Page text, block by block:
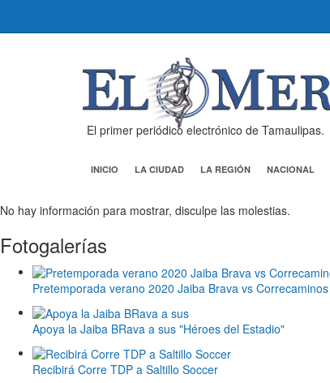
El primer periódico electrónico de Tamaulipas.
INICIO LA CIUDAD LA REGIÓN NACIONAL
No hay información para mostrar, disculpe las molestias.
Fotogalerías
Pretemporada verano 2020 Jaiba Brava vs Correcaminos
Apoya la Jaiba BRava a sus "Héroes del Estadio"
Recibirá Corre TDP a Saltillo Soccer